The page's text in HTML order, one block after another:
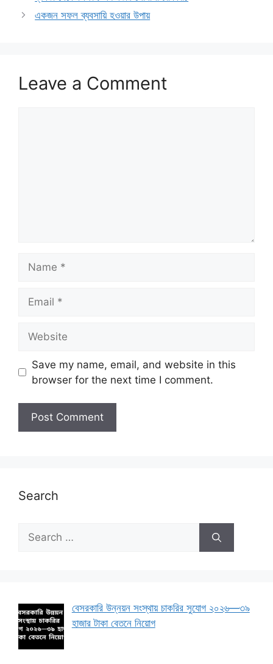
একজন সফল ব্যবসায়ি হওয়ার উপায়
Leave a Comment
Save my name, email, and website in this
browser for the next time I comment.
Search
Search
for:
বেসরকারি উন্নয়ন সংস্থায় চাকরির সুযোগ ২০২৬—৩৯
হাজার টাকা বেতনে নিয়োগ